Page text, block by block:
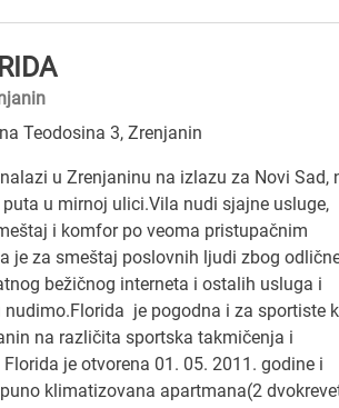
Teodosina 3, Zrenjanin
u Zrenjaninu na izlazu za Novi Sad,
u mirnoj ulici.Vila nudi sjajne usluge,
i komfor po veoma pristupačnim
je za smeštaj poslovnih ljudi zbog
bežičnog interneta i ostalih usluga i
nudimo.Florida je pogodna i za sportiste
na različita sportska takmičenja i
je otvorena 01. 05. 2011. godine i
klimatizovana apartmana(2